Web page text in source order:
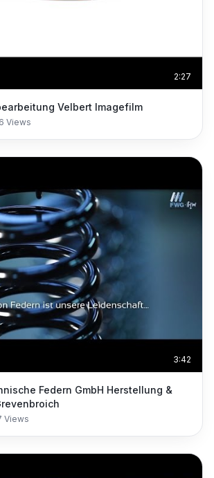
2:27
Velbert Imagefilm
Views
3:42
Federn GmbH Herstellung &
Views